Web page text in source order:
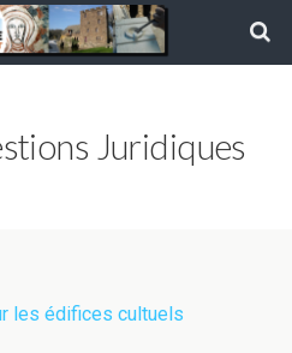
Juridiques
les édifices cultuels